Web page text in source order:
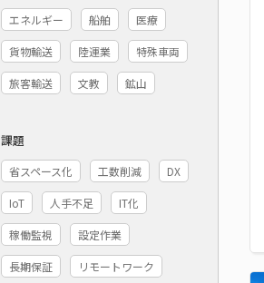
エネルギー 船舶 医療
貨物輸送 陸運業 特殊車両
旅客輸送 文教 鉱山
課題
省スペース化 工数削減 DX
IoT 人手不足 IT化
稼働監視 設定作業
長期保証 リモートワーク